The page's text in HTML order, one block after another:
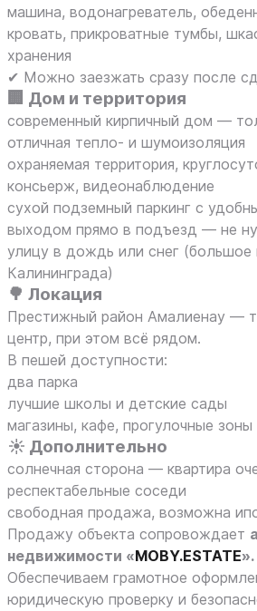
машина, водонагреватель,
кровать, прикроватные тумбы,
хранения
✔ Можно заезжать сразу после
🏢 Дом и территория
современный кирпичный дом —
отличная тепло- и шумоизоляция
охраняемая территория,
консьерж, видеонаблюдение
сухой подземный паркинг с
выходом прямо в подъезд — не
улицу в дождь или снег
Калининграда)
🌳 Локация
Престижный район Амалиенау —
центр, при этом всё рядом.
В пешей доступности:
два парка
лучшие школы и детские сады
магазины, кафе, прогулочные зоны
☀️ Дополнительно
солнечная сторона — квартира
респектабельные соседи
свободная продажа, возможна
Продажу объекта сопровождает
недвижимости «MOBY.ESTATE».
Обеспечиваем грамотное
юридическую проверку и